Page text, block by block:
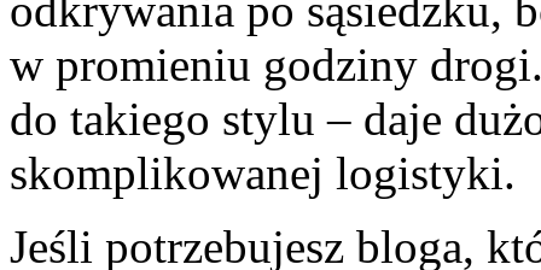
w promieniu godziny
do takiego stylu – daje
skomplikowanej logistyki.
Jeśli potrzebujesz bloga,